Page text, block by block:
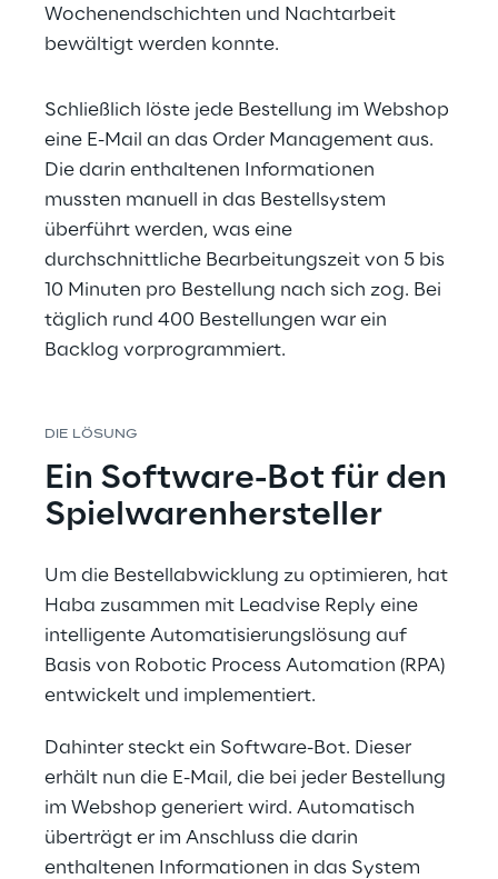
Wochenendschichten und Nachtarbeit
bewältigt werden konnte.
Schließlich löste jede Bestellung im Webshop
eine E-Mail an das Order Management aus.
Die darin enthaltenen Informationen
mussten manuell in das Bestellsystem
überführt werden, was eine
durchschnittliche Bearbeitungszeit von 5 bis
10 Minuten pro Bestellung nach sich zog. Bei
täglich rund 400 Bestellungen war ein
Backlog vorprogrammiert.
DIE LÖSUNG
Ein Software-Bot für den
Spielwarenhersteller
Um die Bestellabwicklung zu optimieren, hat
Haba zusammen mit Leadvise Reply eine
intelligente Automatisierungslösung auf
Basis von Robotic Process Automation (RPA)
entwickelt und implementiert.
Dahinter steckt ein Software-Bot. Dieser
erhält nun die E-Mail, die bei jeder Bestellung
im Webshop generiert wird. Automatisch
überträgt er im Anschluss die darin
enthaltenen Informationen in das System